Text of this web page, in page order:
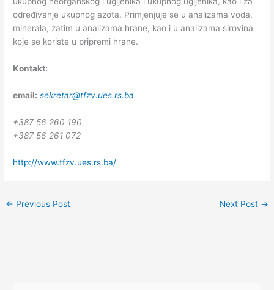
određivanje ukupnog azota. Primjenjuje se u analizama voda,
minerala, zatim u analizama hrane, kao i u analizama sirovina
koje se koriste u pripremi hrane.
Кontakt:
email: sekretar@tfzv.ues.rs.ba
+387 56 260 190
+387 56 261 072
http://www.tfzv.ues.rs.ba/
← Previous Post Next Post →